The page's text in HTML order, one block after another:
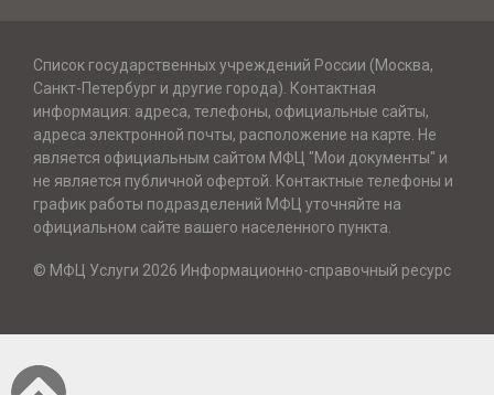
Список государственных учреждений России (Москва,
Санкт-Петербург и другие города). Контактная
информация: адреса, телефоны, официальные сайты,
адреса электронной почты, расположение на карте. Не
является официальным сайтом МФЦ "Мои документы" и
не является публичной офертой. Контактные телефоны и
график работы подразделений МФЦ уточняйте на
официальном сайте вашего населенного пункта.
© МФЦ Услуги 2026 Информационно-справочный ресурс